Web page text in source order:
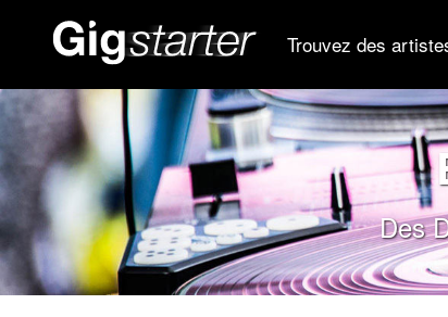
Trouvez des
Des